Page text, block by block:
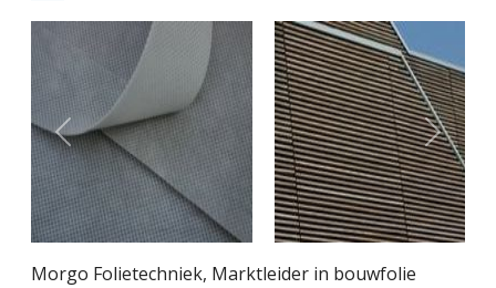
Previous Next
Morgo Folietechniek, Marktleider in bouwfolie